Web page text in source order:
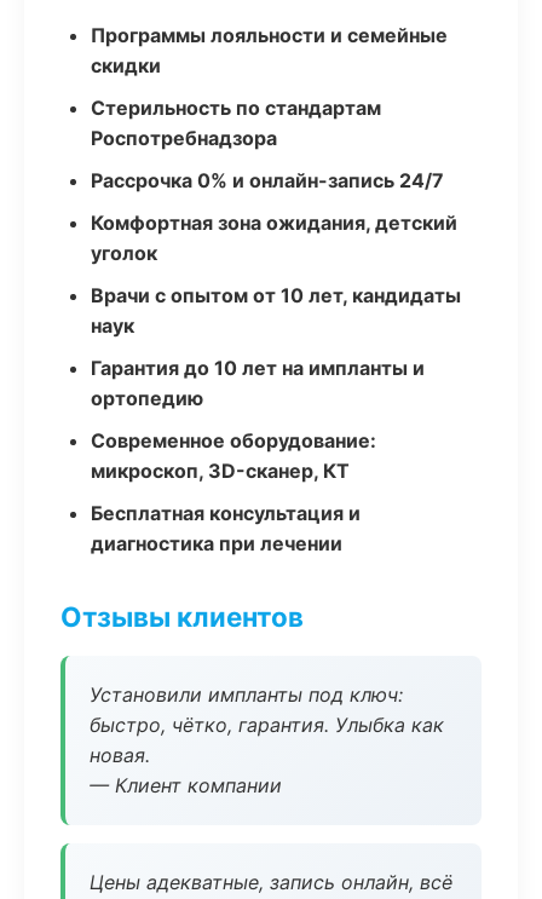
Программы лояльности и семейные
скидки
Стерильность по стандартам
Роспотребнадзора
Рассрочка 0% и онлайн-запись 24/7
Комфортная зона ожидания, детский
уголок
Врачи с опытом от 10 лет, кандидаты
наук
Гарантия до 10 лет на импланты и
ортопедию
Современное оборудование:
микроскоп, 3D-сканер, КТ
Бесплатная консультация и
диагностика при лечении
Отзывы клиентов
Установили импланты под ключ:
быстро, чётко, гарантия. Улыбка как
новая.
— Клиент компании
Цены адекватные, запись онлайн, всё